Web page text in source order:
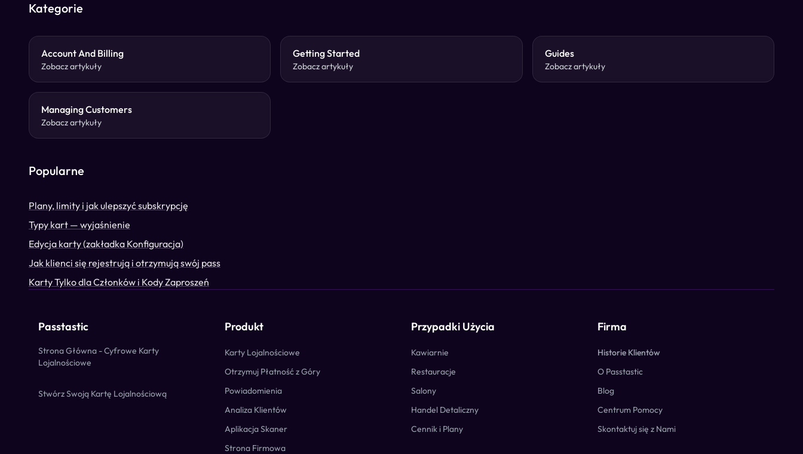
Kategorie
Account And Billing
Zobacz artykuły
Getting Started
Zobacz artykuły
Guides
Zobacz artykuły
Managing Customers
Zobacz artykuły
Popularne
Plany, limity i jak ulepszyć subskrypcję
Typy kart — wyjaśnienie
Edycja karty (zakładka Konfiguracja)
Jak klienci się rejestrują i otrzymują swój pass
Karty Tylko dla Członków i Kody Zaproszeń
Passtastic
Strona Główna - Cyfrowe Karty
Lojalnościowe
Stwórz Swoją Kartę Lojalnościową
Produkt
Karty Lojalnościowe
Otrzymuj Płatność z Góry
Powiadomienia
Analiza Klientów
Aplikacja Skaner
Strona Firmowa
Przypadki Użycia
Kawiarnie
Restauracje
Salony
Handel Detaliczny
Cennik i Plany
Firma
Historie Klientów
O Passtastic
Blog
Centrum Pomocy
Skontaktuj się z Nami